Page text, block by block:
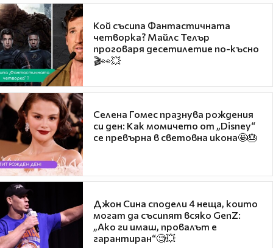
Кой съсипа Фантастичната
четворка? Майлс Телър
проговаря десетилетие по-късно
🎬👀💥
Селена Гомес празнува рождения
си ден: Как момичето от „Disney“
се превърна в световна икона🤩🎂
Джон Сина сподели 4 неща, които
могат да съсипят всяко GenZ:
„Ако ги имаш, провалът е
гарантиран“🧐💥